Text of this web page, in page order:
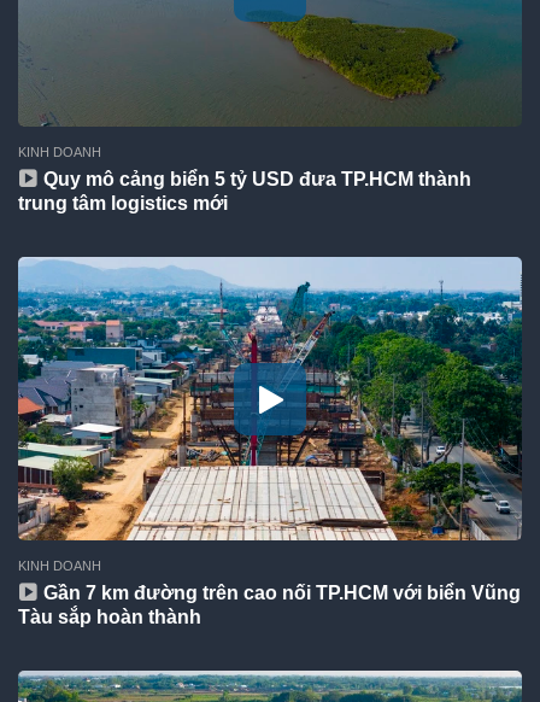
KINH DOANH
Quy mô cảng biển 5 tỷ USD đưa TP.HCM thành
trung tâm logistics mới
KINH DOANH
Gần 7 km đường trên cao nối TP.HCM với biển Vũng
Tàu sắp hoàn thành